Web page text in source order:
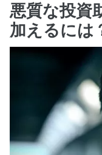
悪質な投資
加えるには